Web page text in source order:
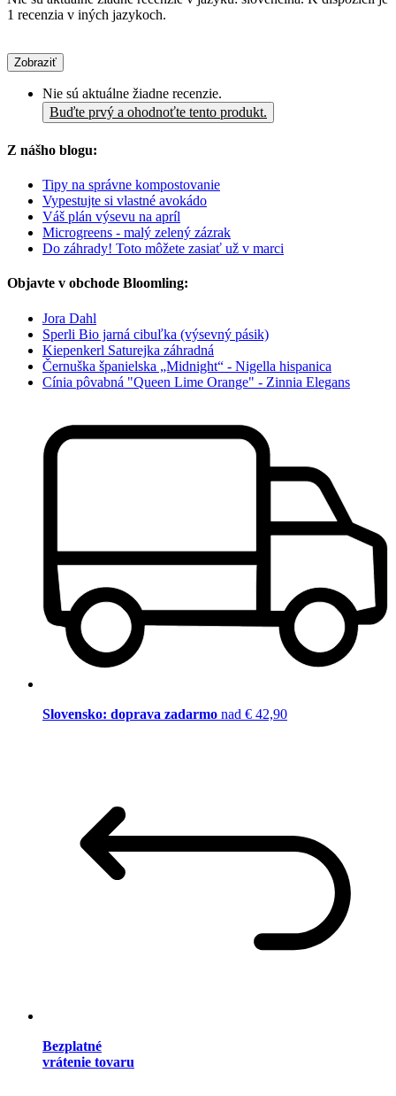
1 recenzia v iných jazykoch.
Zobraziť
Nie sú aktuálne žiadne recenzie.
Buďte prvý a ohodnoťte tento produkt.
Z nášho blogu:
Tipy na správne kompostovanie
Vypestujte si vlastné avokádo
Váš plán výsevu na apríl
Microgreens - malý zelený zázrak
Do záhrady! Toto môžete zasiať už v marci
Objavte v obchode Bloomling:
Jora Dahl
Sperli Bio jarná cibuľka (výsevný pásik)
Kiepenkerl Saturejka záhradná
Černuška španielska „Midnight“ - Nigella hispanica
Cínia pôvabná "Queen Lime Orange" - Zinnia Elegans
Slovensko: doprava zadarmo nad € 42,90
Bezplatné
vrátenie tovaru